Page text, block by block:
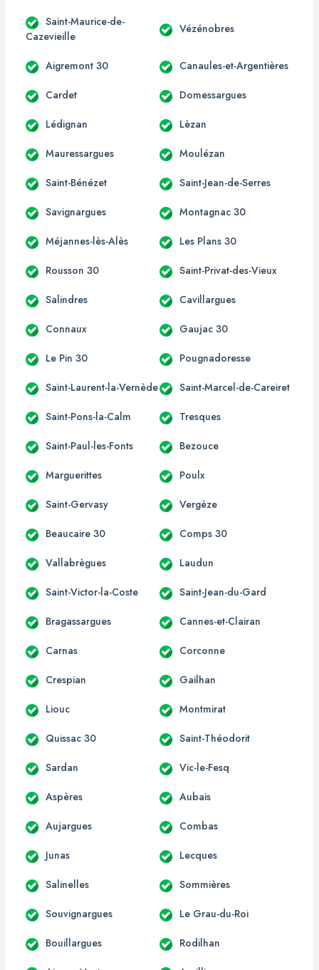
Saint-Maurice-de-
Cazevieille
Vézénobres
Aigremont 30 Canaules-et-Argentières
Cardet Domessargues
Lédignan Lèzan
Mauressargues Moulézan
Saint-Bénézet Saint-Jean-de-Serres
Savignargues Montagnac 30
Méjannes-lès-Alès Les Plans 30
Rousson 30 Saint-Privat-des-Vieux
Salindres Cavillargues
Connaux Gaujac 30
Le Pin 30 Pougnadoresse
Saint-Laurent-la-Vernède Saint-Marcel-de-Careiret
Saint-Pons-la-Calm Tresques
Saint-Paul-les-Fonts Bezouce
Marguerittes Poulx
Saint-Gervasy Vergèze
Beaucaire 30 Comps 30
Vallabrègues Laudun
Saint-Victor-la-Coste Saint-Jean-du-Gard
Bragassargues Cannes-et-Clairan
Carnas Corconne
Crespian Gailhan
Liouc Montmirat
Quissac 30 Saint-Théodorit
Sardan Vic-le-Fesq
Aspères Aubais
Aujargues Combas
Junas Lecques
Salinelles Sommières
Souvignargues Le Grau-du-Roi
Bouillargues Rodilhan